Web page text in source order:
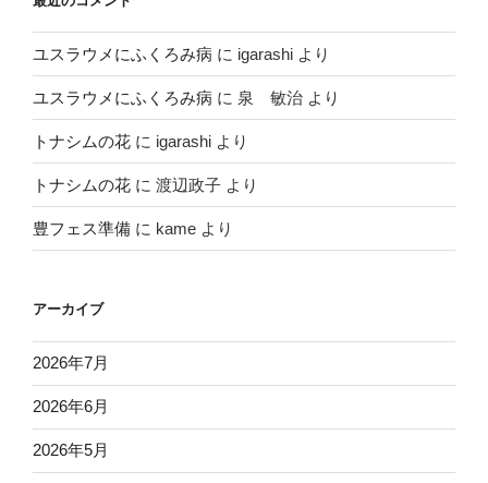
ユスラウメにふくろみ病 に igarashi より
ユスラウメにふくろみ病 に 泉 敏治 より
トナシムの花 に igarashi より
トナシムの花 に 渡辺政子 より
豊フェス準備 に kame より
アーカイブ
2026年7月
2026年6月
2026年5月